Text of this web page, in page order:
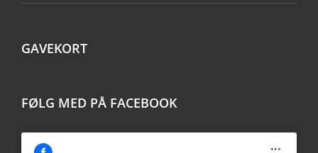
GAVEKORT
FØLG MED PÅ FACEBOOK